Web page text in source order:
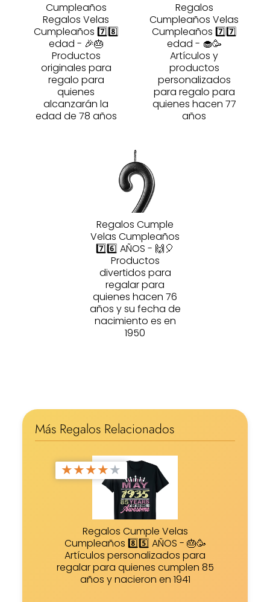
Cumpleaños
Regalos Velas
Cumpleaños 7️⃣8️⃣
edad - 🎉🎂
Productos
originales para
regalo para
quienes
alcanzarán la
edad de 78 años
Regalos
Cumpleaños Velas
Cumpleaños 7️⃣7️⃣
edad - 🧁🥳
Artículos y
productos
personalizados
para regalo para
quienes hacen 77
años
Regalos Cumple
Velas Cumpleaños
7️⃣6️⃣ AÑOS - 🙌🎈
Productos
divertidos para
regalar para
quienes hacen 76
años y su fecha de
nacimiento es en
1950
Más Regalos Relacionados
★★★★★
Regalos Cumple Velas
Cumpleaños 8️⃣5️⃣ AÑOS - 🎂🥳
Artículos personalizados para
regalar para quienes cumplen 85
años y nacieron en 1941